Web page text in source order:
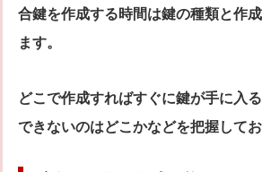
合鍵を作成する時間は鍵の種類と作
ます。
どこで作成すればすぐに鍵が手に入
できないのはどこかなどを把握してお